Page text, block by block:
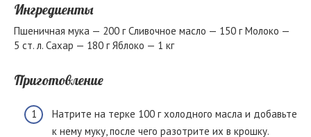
Ингредиенты
Пшеничная мука — 200 г Сливочное масло — 150 г Молоко —
5 ст. л. Сахар — 180 г Яблоко — 1 кг
Приготовление
Натрите на терке 100 г холодного масла и добавьте
к нему муку, после чего разотрите их в крошку.